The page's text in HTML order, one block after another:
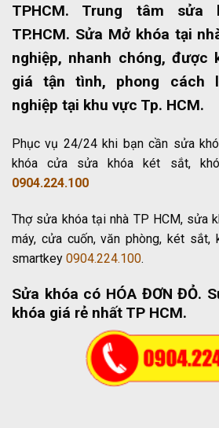
TPHCM. Trung tâm sửa
TP.HCM. Sửa Mở khóa tại
nghiệp, nhanh chóng, được
giá tận tình, phong cách
nghiệp tại khu vực Tp. HCM.
Phục vụ 24/24 khi bạn cần sửa
khóa cửa sửa khóa két sắt,
0904.224.100
Thợ sửa khóa tại nhà TP HCM, sửa
máy, cửa cuốn, văn phòng, két sắt,
smartkey 0904.224.100.
Sửa khóa có HÓA ĐƠN ĐỎ.
khóa giá rẻ nhất TP HCM.